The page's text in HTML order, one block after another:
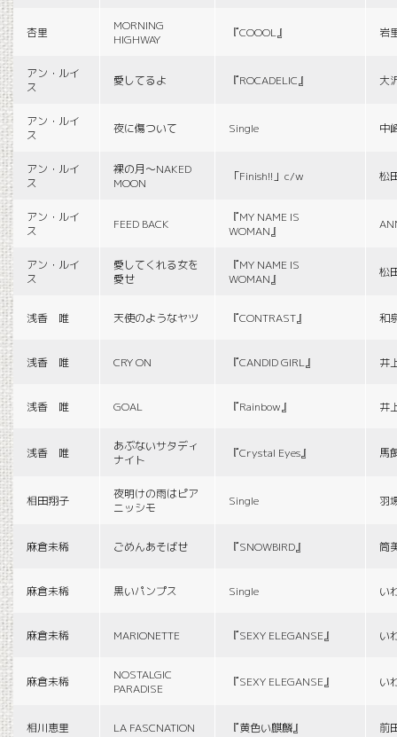
杏里
MORNING
HIGHWAY
『COOOL』 岩
アン・ルイ
ス
愛してるよ 『ROCADELIC』 大
アン・ルイ
ス
夜に傷ついて Single 中
アン・ルイ
ス
裸の月〜NAKED
MOON
「Finish!!」c/w 松
アン・ルイ
ス
FEED BACK
『MY NAME IS
WOMAN』
アン・ルイ
ス
愛してくれる女を
愛せ
『MY NAME IS
WOMAN』
松
浅香 唯 天使のようなヤツ 『CONTRAST』 和
浅香 唯 CRY ON 『CANDID GIRL』 井
浅香 唯 GOAL 『Rainbow』 井
浅香 唯
あぶないサタディ
ナイト
『Crystal Eyes』 馬
相田翔子
夜明けの雨はピア
ニッシモ
Single 羽
麻倉未稀 ごめんあそばせ 『SNOWBIRD』 筒
麻倉未稀 黒いパンプス Single い
麻倉未稀 MARIONETTE 『SEXY ELEGANSE』 い
麻倉未稀
NOSTALGIC
PARADISE
『SEXY ELEGANSE』 い
相川恵里 LA FASCNATION 『黄色い麒麟』 前